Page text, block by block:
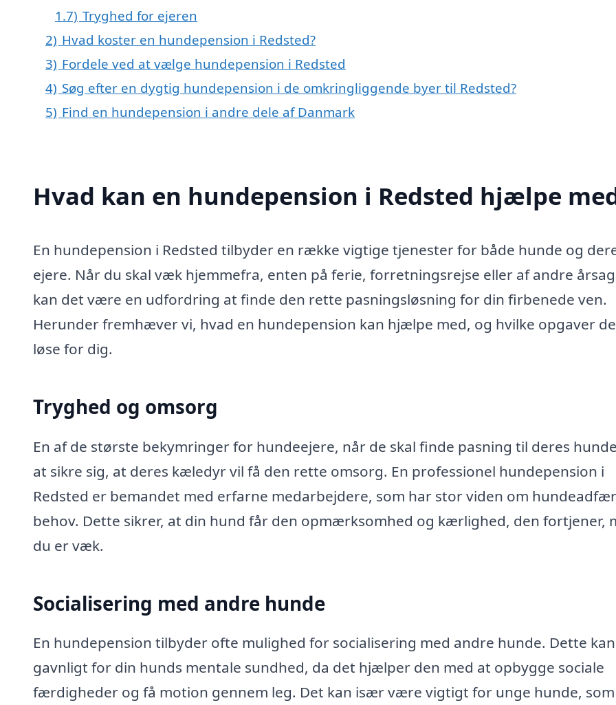
1.7) Tryghed for ejeren
2) Hvad koster en hundepension i Redsted?
3) Fordele ved at vælge hundepension i Redsted
4) Søg efter en dygtig hundepension i de omkringliggende byer til Redsted?
5) Find en hundepension i andre dele af Danmark
Hvad kan en hundepension i Redsted hjælpe
En hundepension i Redsted tilbyder en række vigtige tjenester for både hunde og
ejere. Når du skal væk hjemmefra, enten på ferie, forretningsrejse eller af andre
kan det være en udfordring at finde den rette pasningsløsning for din firbenede ven.
Herunder fremhæver vi, hvad en hundepension kan hjælpe med, og hvilke opgaver
løse for dig.
Tryghed og omsorg
En af de største bekymringer for hundeejere, når de skal finde pasning til deres
at sikre sig, at deres kæledyr vil få den rette omsorg. En professionel hundepension i
Redsted er bemandet med erfarne medarbejdere, som har stor viden om
behov. Dette sikrer, at din hund får den opmærksomhed og kærlighed, den fortjener,
du er væk.
Socialisering med andre hunde
En hundepension tilbyder ofte mulighed for socialisering med andre hunde. Dette
gavnligt for din hunds mentale sundhed, da det hjælper den med at opbygge sociale
færdigheder og få motion gennem leg. Det kan især være vigtigt for unge hunde, som